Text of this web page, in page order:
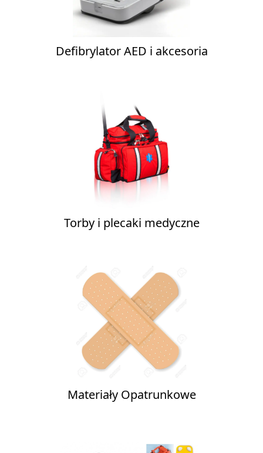
Defibrylator AED i akcesoria
Torby i plecaki medyczne
Materiały Opatrunkowe